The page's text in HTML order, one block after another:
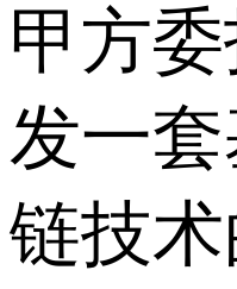
甲方
发一
链技